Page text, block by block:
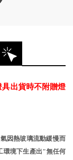
出貨時不附贈燈
因熱玻璃流動緩慢而
環境下生產出"無任何